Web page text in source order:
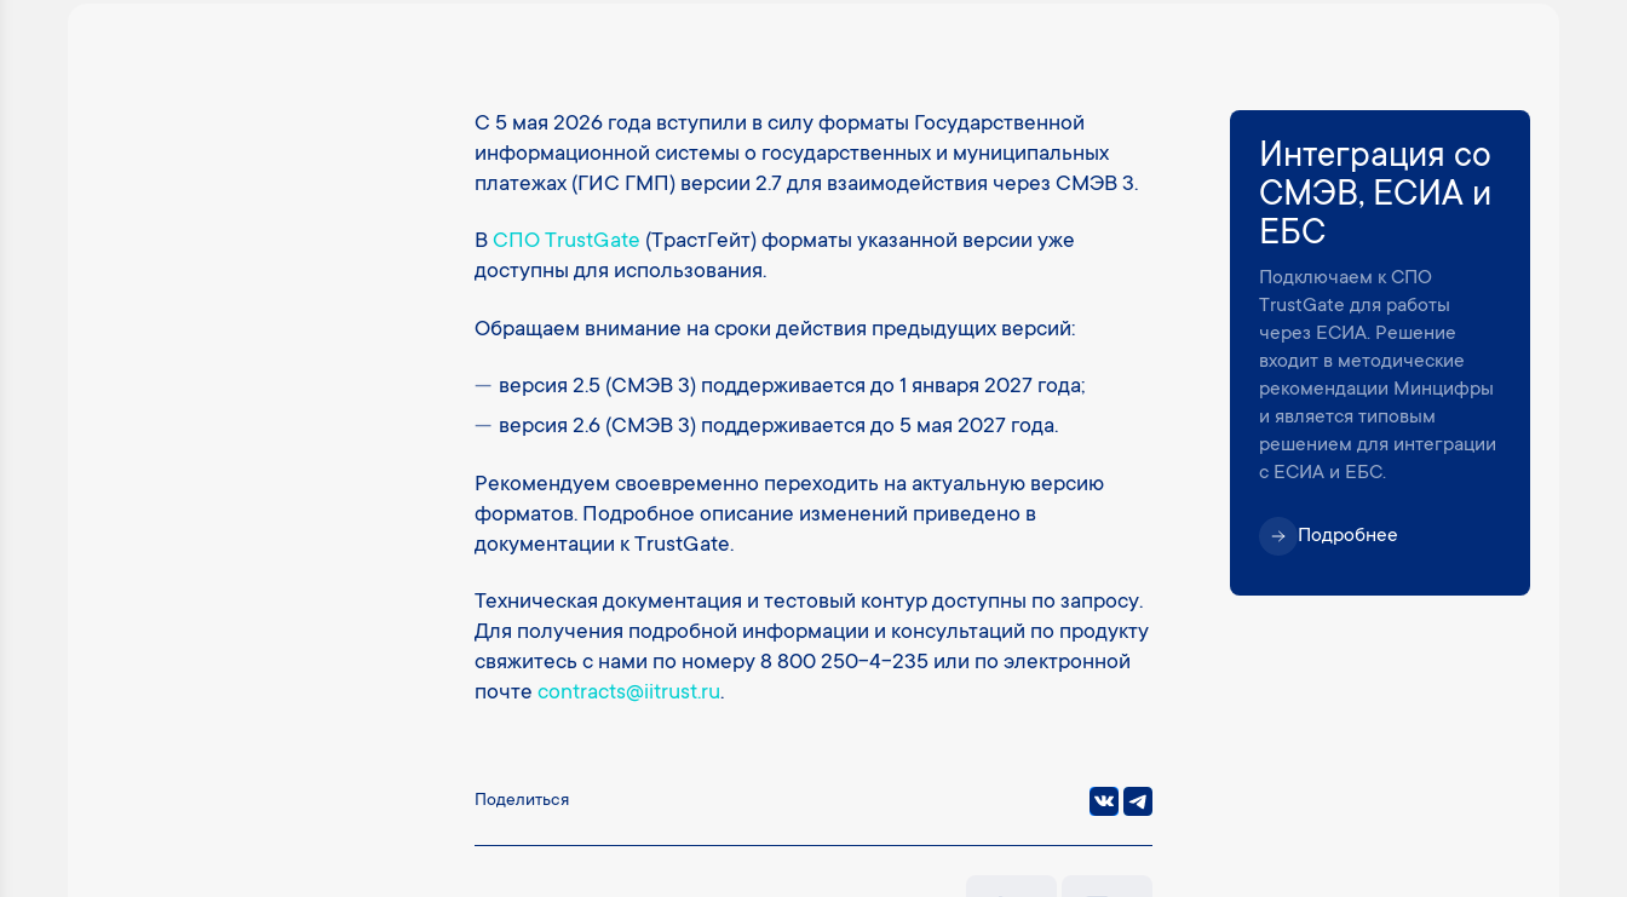
С 5 мая 2026 года вступили в силу форматы Государственной
информационной системы о государственных и муниципальных
платежах (ГИС ГМП) версии 2.7 для взаимодействия через СМЭВ 3.
В СПО TrustGate (ТрастГейт) форматы указанной версии уже
доступны для использования.
Обращаем внимание на сроки действия предыдущих версий:
версия 2.5 (СМЭВ 3) поддерживается до 1 января 2027 года;
версия 2.6 (СМЭВ 3) поддерживается до 5 мая 2027 года.
Рекомендуем своевременно переходить на актуальную версию
форматов. Подробное описание изменений приведено в
документации к TrustGate.
Техническая документация и тестовый контур доступны по запросу.
Для получения подробной информации и консультаций по продукту
свяжитесь с нами по номеру 8 800 250-4-235 или по электронной
почте contracts@iitrust.ru.
Поделиться
Интеграция со
СМЭВ, ЕСИА и
ЕБС
Подключаем к СПО
TrustGate для работы
через ЕСИА. Решение
входит в методические
рекомендации Минцифры
и является типовым
решением для интеграции
с ЕСИА и ЕБС.
Подробнее